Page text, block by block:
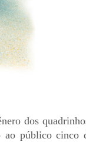
dos
público cinco